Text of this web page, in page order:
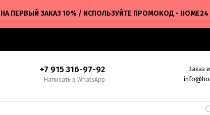
ПЕРВЫЙ ЗАКАЗ 10% / ИСПОЛЬЗУЙТЕ ПРОМОКОД - HOME24
+7 915 316-97-92
Написать в WhatsApp
Заказ